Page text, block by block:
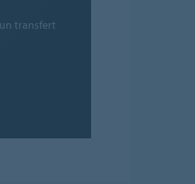
transfert